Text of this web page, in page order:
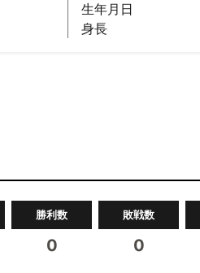
生年月日
身長
勝利数
0
敗戦数
0